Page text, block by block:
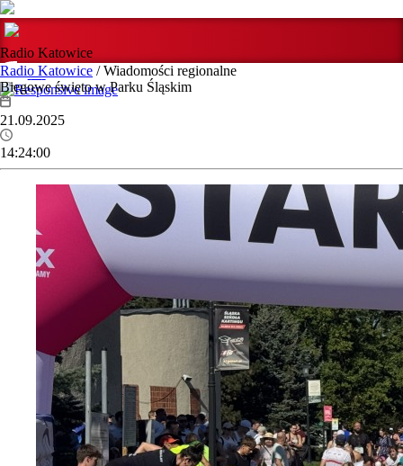
Radio Katowice
Radio Katowice / Wiadomości regionalne
Biegowe święto w Parku Śląskim
21.09.2025
14:24:00